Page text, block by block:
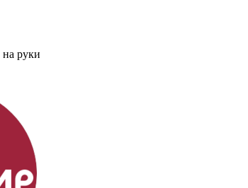
на руки